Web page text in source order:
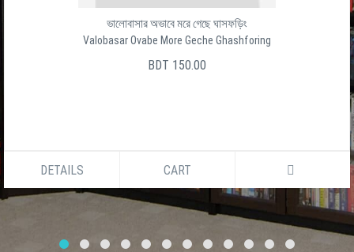
Baro Ghater Shesh Ghat
বার ঘাটের শেষ ঘাট
সালেক উদ্দীন
DETAILS CART